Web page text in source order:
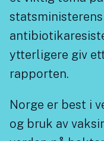
ytterligere giv
rapporten.
Norge er best i
og bruk av